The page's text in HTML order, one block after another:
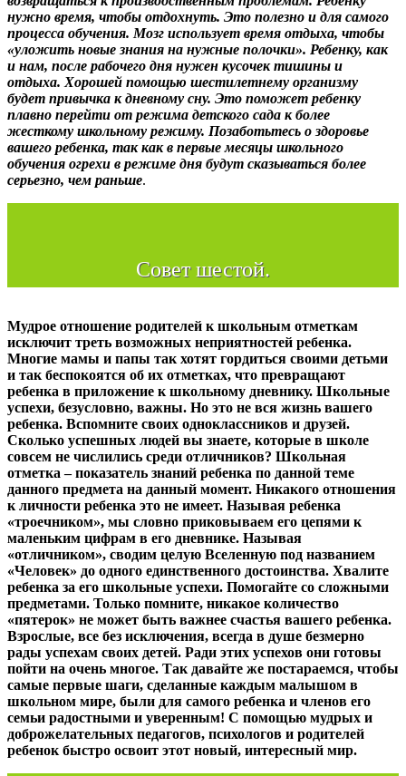
нужно время, чтобы отдохнуть. Это полезно и для самого
процесса обучения. Мозг использует время отдыха, чтобы
«уложить новые знания на нужные полочки». Ребенку, как
и нам, после рабочего дня нужен кусочек тишины и
отдыха. Хорошей помощью шестилетнему организму
будет привычка к дневному сну. Это поможет ребенку
плавно перейти от режима детского сада к более
жесткому школьному режиму. Позаботьтесь о здоровье
вашего ребенка, так как в первые месяцы школьного
обучения огрехи в режиме дня будут сказываться более
серьезно, чем раньше.
Совет шестой.
Мудрое отношение родителей к школьным отметкам
исключит треть возможных неприятностей ребенка.
Многие мамы и папы так хотят гордиться своими детьми
и так беспокоятся об их отметках, что превращают
ребенка в приложение к школьному дневнику. Школьные
успехи, безусловно, важны. Но это не вся жизнь вашего
ребенка. Вспомните своих одноклассников и друзей.
Сколько успешных людей вы знаете, которые в школе
совсем не числились среди отличников? Школьная
отметка – показатель знаний ребенка по данной теме
данного предмета на данный момент. Никакого отношения
к личности ребенка это не имеет. Называя ребенка
«троечником», мы словно приковываем его цепями к
маленьким цифрам в его дневнике. Называя
«отличником», сводим целую Вселенную под названием
«Человек» до одного единственного достоинства. Хвалите
ребенка за его школьные успехи. Помогайте со сложными
предметами. Только помните, никакое количество
«пятерок» не может быть важнее счастья вашего ребенка.
Взрослые, все без исключения, всегда в душе безмерно
рады успехам своих детей. Ради этих успехов они готовы
пойти на очень многое. Так давайте же постараемся, чтобы
самые первые шаги, сделанные каждым малышом в
школьном мире, были для самого ребенка и членов его
семьи радостными и уверенным! С помощью мудрых и
доброжелательных педагогов, психологов и родителей
ребенок быстро освоит этот новый, интересный мир.